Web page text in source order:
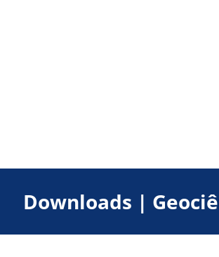
Downloads |